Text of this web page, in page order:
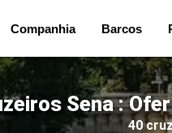
Companhia Barcos
Sena :
40